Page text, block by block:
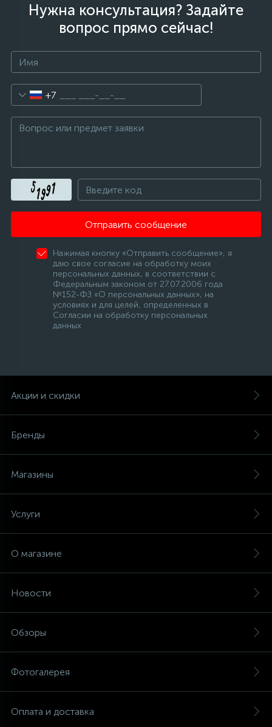
Нужна консультация? Задайте
вопрос прямо сейчас!
+7
Отправить сообщение
Нажимая кнопку «Отправить сообщение», я
даю свое согласие на обработку моих
персональных данных, в соответствии с
Федеральным законом от 27.07.2006 года
№152-ФЗ «О персональных данных», на
условиях и для целей, определенных в
Согласии на обработку персональных
данных
Акции и скидки
Бренды
Магазины
Услуги
О магазине
Новости
Обзоры
Фотогалерея
Оплата и доставка